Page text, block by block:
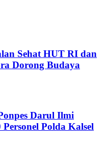
Sehat HUT RI dan
Dorong Budaya
Darul Ilmi
Polda Kalsel